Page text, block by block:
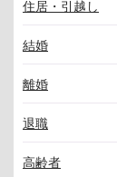
住居・引越し
結婚
離婚
退職
高齢者